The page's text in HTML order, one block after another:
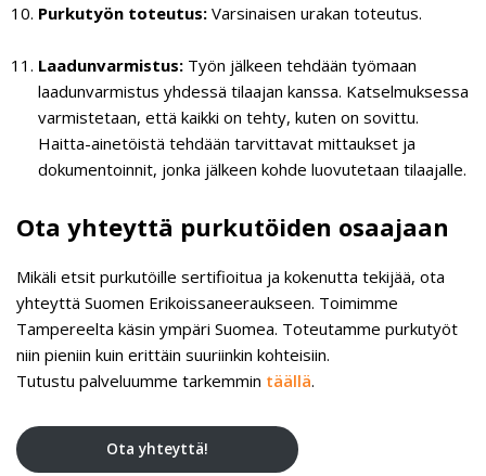
Purkutyön toteutus: Varsinaisen urakan toteutus.
Laadunvarmistus: Työn jälkeen tehdään työmaan
laadunvarmistus yhdessä tilaajan kanssa. Katselmuksessa
varmistetaan, että kaikki on tehty, kuten on sovittu.
Haitta-ainetöistä tehdään tarvittavat mittaukset ja
dokumentoinnit, jonka jälkeen kohde luovutetaan tilaajalle.
Ota yhteyttä purkutöiden osaajaan
Mikäli etsit purkutöille sertifioitua ja kokenutta tekijää, ota
yhteyttä Suomen Erikoissaneeraukseen. Toimimme
Tampereelta käsin ympäri Suomea. Toteutamme purkutyöt
niin pieniin kuin erittäin suuriinkin kohteisiin.
Tutustu palveluumme tarkemmin täällä.
Ota yhteyttä!